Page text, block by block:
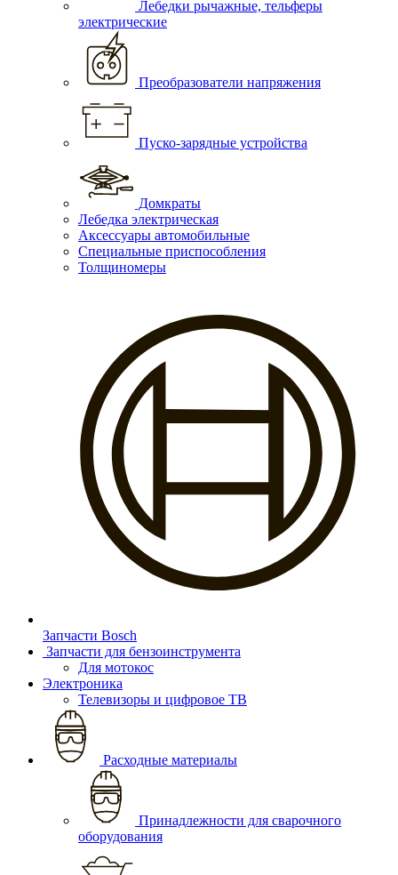
Лебедки рычажные, тельферы
электрические
Преобразователи напряжения
Пуско-зарядные устройства
Домкраты
Лебедка электрическая
Аксессуары автомобильные
Специальные приспособления
Толщиномеры
Запчасти Bosch
Запчасти для бензоинструмента
Для мотокос
Электроника
Телевизоры и цифровое ТВ
Расходные материалы
Принадлежности для сварочного
оборудования